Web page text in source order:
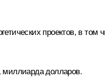
проектов, в том
миллиарда долларов.